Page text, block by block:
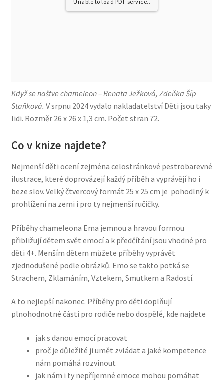
Když se naštve chameleon – Renata Ježková, Zdeňka Šíp
Staňková. V srpnu 2024 vydalo nakladatelství Děti jsou taky
lidi. Rozměr 26 x 26 x 1,3 cm. Počet stran 72.
Co v knize najdete?
Nejmenší děti ocení zejména celostránkové pestrobarevné
ilustrace, které doprovázejí každý příběh a vyprávějí ho i
beze slov. Velký čtvercový formát 25 x 25 cm je pohodlný k
prohlížení na zemi i pro ty nejmenší ručičky.
Příběhy chameleona Ema jemnou a hravou formou
přibližují dětem svět emocí a k předčítání jsou vhodné pro
děti 4+. Menším dětem můžete příběhy vyprávět
zjednodušené podle obrázků. Emo se takto potká se
Strachem, Zklamáním, Vztekem, Smutkem a Radostí.
A to nejlepší nakonec. Příběhy pro děti doplňují
plnohodnotné části pro rodiče nebo dospělé, kde najdete
jak s danou emocí pracovat
proč je důležité ji umět zvládat a jaké kompetence
nám pomáhá rozvinout
jak nám i ty nepříjemné emoce mohou pomáhat